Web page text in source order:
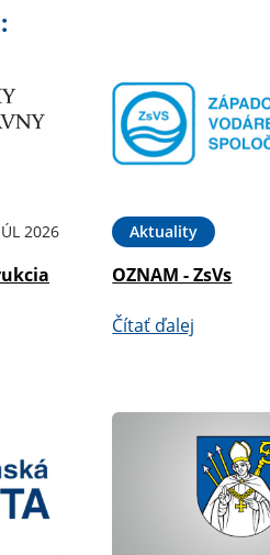
2026 Aktuality
OZNAM - ZsVs
Čítať ďalej